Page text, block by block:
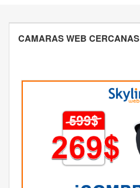
CAMARAS WEB CERCANAS